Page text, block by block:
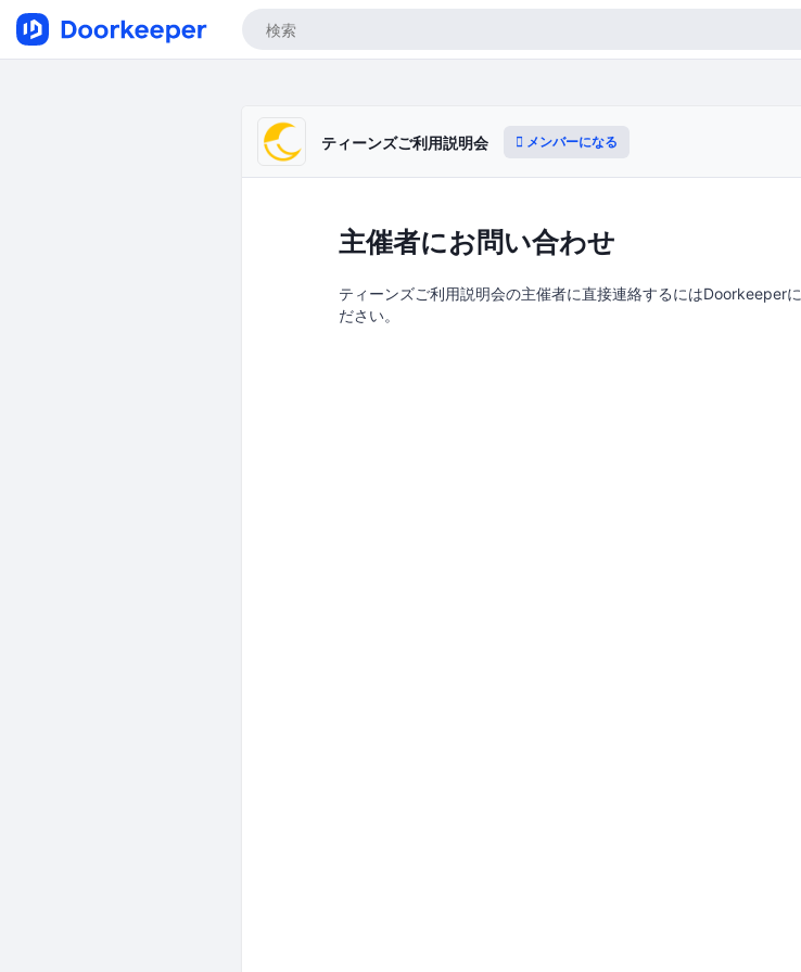
ティーンズご利用説明会 メンバーになる
主催者にお問い合わせ
ティーンズご利用説明会の主催者に直接連絡するにはDoorkeeperに
ださい。